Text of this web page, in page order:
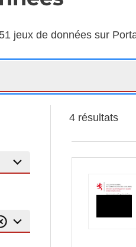
jeux de données sur
4 résultats